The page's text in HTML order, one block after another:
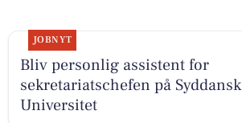
JOBNYT
Bliv personlig assistent for
sekretariatschefen på Syddansk
Universitet